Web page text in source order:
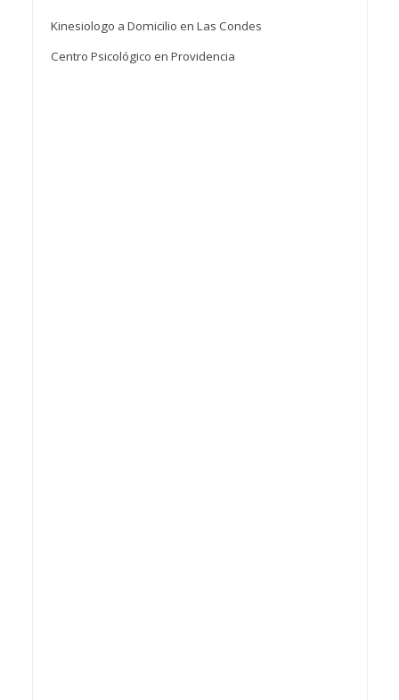
Kinesiologo a Domicilio en Las Condes
Centro Psicológico en Providencia